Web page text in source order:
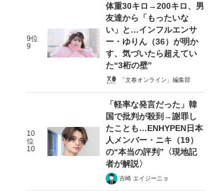
9位
9
体重30キロ→200キロ、男
友達から「もったいな
い」と…インフルエンサ
ー・ゆりん（36）が明か
す、気づいたら超えてい
た“3桁の壁”
「文春オンライン」編集部
10
位
10
「軽率な発言だった」韓
国で批判が殺到→謝罪し
たことも…ENHYPEN日本
人メンバー・ニキ（19）
の“本当の評判”〈現地記
者が解説〉
吉崎 エイジーニョ